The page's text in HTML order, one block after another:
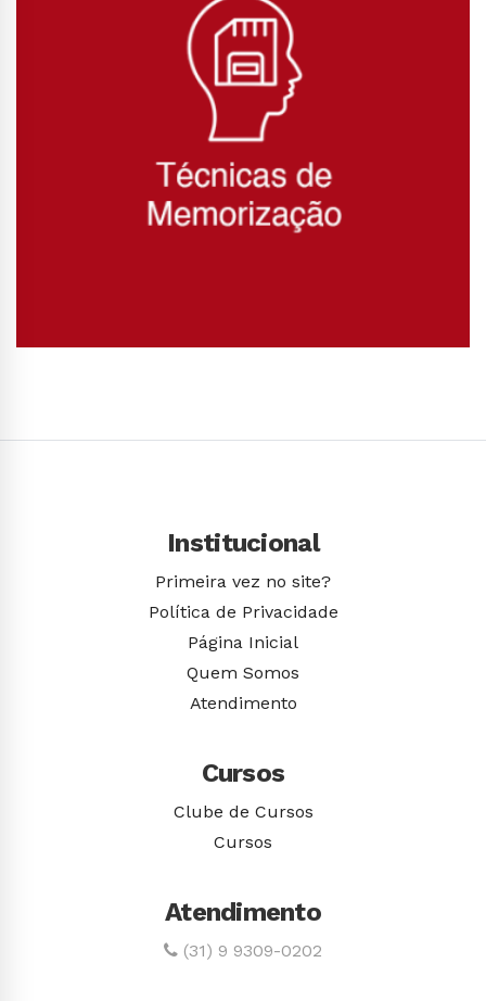
Institucional
Primeira vez no site?
Política de Privacidade
Página Inicial
Quem Somos
Atendimento
Cursos
Clube de Cursos
Cursos
Atendimento
(31) 9 9309-0202